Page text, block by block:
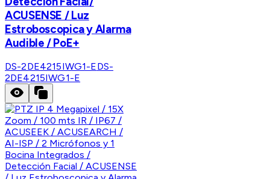
ACUSENSE / Luz
Estroboscopica y Alarma
Audible / PoE+
DS-2DE4215IWG1-EDS-
2DE4215IWG1-E